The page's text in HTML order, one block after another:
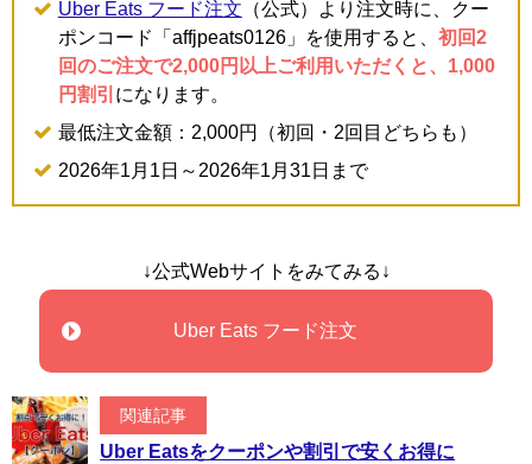
Uber Eats フード注文 （公式）より注文時に、クー
ポンコード「affjpeats0126」を使用すると、 初回2
回のご注文で2,000円以上ご利用いただくと、1,000
円割引 になります。
最低注文金額：2,000円（初回・2回目どちらも）
2026年1月1日～2026年1月31日まで
↓公式Webサイトをみてみる↓
Uber Eats フード注文
関連記事
Uber Eatsをクーポンや割引で安くお得に